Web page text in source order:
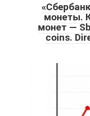
монеты.
монет —
coins.